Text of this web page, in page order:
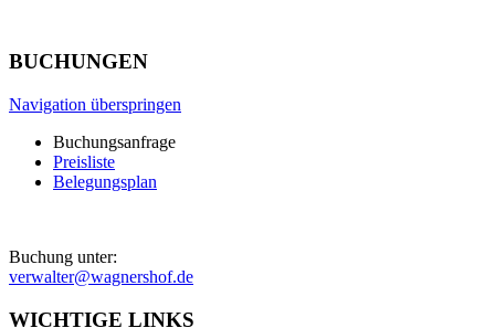
BUCHUNGEN
Navigation überspringen
Buchungsanfrage
Preisliste
Belegungsplan
Buchung unter:
verwalter@wagnershof.de
WICHTIGE LINKS